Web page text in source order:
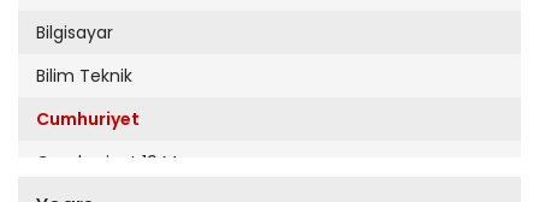
Bilgisayar
Bilim Teknik
Cumhuriyet
Cumhuriyet 19 Mayıs